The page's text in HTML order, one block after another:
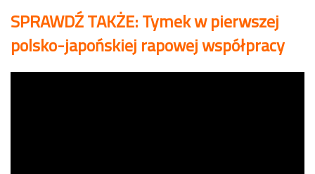
SPRAWDŹ TAKŻE: Tymek w pierwszej
polsko-japońskiej rapowej współpracy